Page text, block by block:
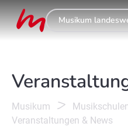
Musikum
Musikum
Veranstaltungen & News